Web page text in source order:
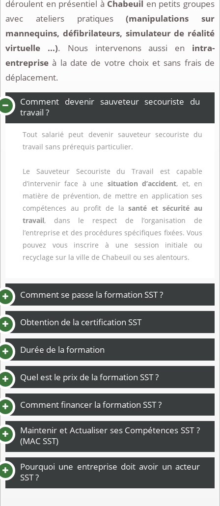
déroulent en présentiel à Chabeuil en petits groupes
avec ateliers pratiques(manipulations sur
mannequins, défibrilateurs, simulateur de réalité
virtuelle ...). Nous intervenons aussi en intra-
entreprise à la date de votre choix et sans frais de
déplacement.
Comment devenir sauveteur secouriste du
travail ?
Tout salarié peut devenir sauveteur secouriste du
travail sans prérequis particulier.
Le Sauveteur Secouriste du Travail est capable
d’intervenir face à une situation d’accident, et, en
matière de prévention, de mettre en application ses
compétences au profit de lasanté et sécurité au
travail, dans le respect de l’organisation de
l’entreprise et des procédures spécifiques fixées. Vous
pouvez vous inscrire à une session initiale ou
recyclage sur la ville de Chabeuil ou ses alentours.
Comment se passe la formation SST ?
Obtention de la certification SST
Durée de la formation
Quel est le prix de la formation SST ?
Comment financer la formation SST ?
Maintenir et Actualiser ses Compétences SST ?
(MAC SST)
Pourquoi une entreprise doit avoir un acteur
SST ?